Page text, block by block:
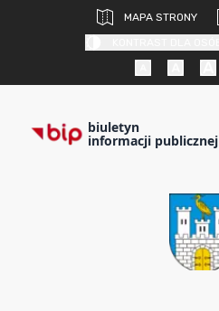
MAPA STRONY
biuletyn
informacji publicznej